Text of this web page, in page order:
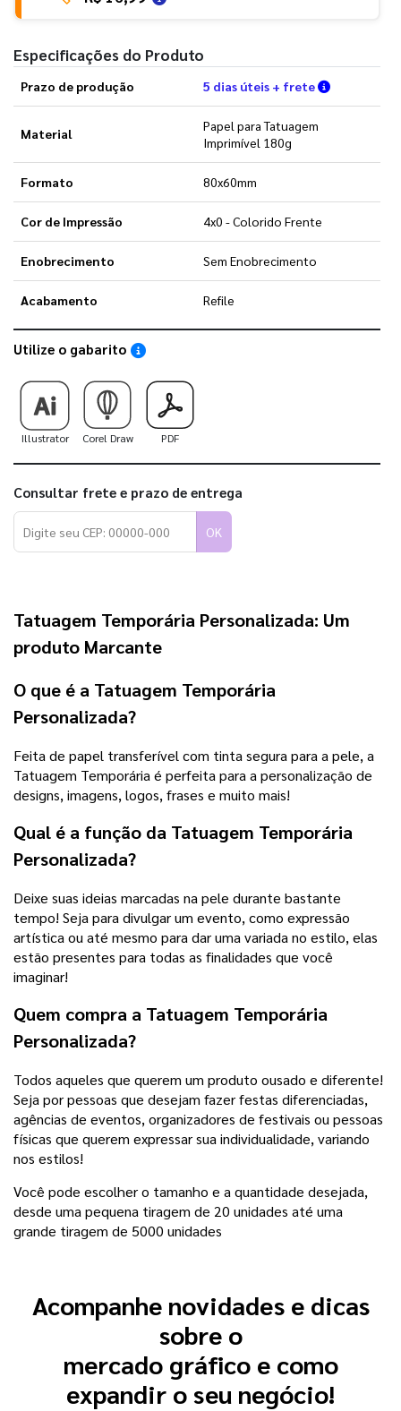
Especificações do Produto
Prazo de produção 5 dias úteis + frete Verifique
Material
Papel para Tatuagem
Imprimível 180g
Formato 80x60mm
Cor de Impressão 4x0 - Colorido Frente
Enobrecimento Sem Enobrecimento
Acabamento Refile
Utilize o gabarito Saiba como utilizar os nossos gabaritos
Illustrator Corel Draw PDF
Consultar frete e prazo de entrega
OK
Tatuagem Temporária Personalizada: Um
produto Marcante
O que é a Tatuagem Temporária
Personalizada?
Feita de papel transferível com tinta segura para a pele, a
Tatuagem Temporária é perfeita para a personalização de
designs, imagens, logos, frases e muito mais!
Qual é a função da Tatuagem Temporária
Personalizada?
Deixe suas ideias marcadas na pele durante bastante
tempo! Seja para divulgar um evento, como expressão
artística ou até mesmo para dar uma variada no estilo, elas
estão presentes para todas as finalidades que você
imaginar!
Quem compra a Tatuagem Temporária
Personalizada?
Todos aqueles que querem um produto ousado e diferente!
Seja por pessoas que desejam fazer festas diferenciadas,
agências de eventos, organizadores de festivais ou pessoas
físicas que querem expressar sua individualidade, variando
nos estilos!
Você pode escolher o tamanho e a quantidade desejada,
desde uma pequena tiragem de 20 unidades até uma
grande tiragem de 5000 unidades
Acompanhe novidades e dicas
sobre o
mercado gráfico e como
expandir o seu negócio!